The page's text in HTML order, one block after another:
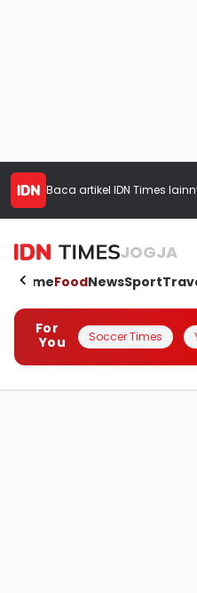
Baca artikel IDN Times
JOGJA
HomeFoodNewsSport
For
You
Soccer Times